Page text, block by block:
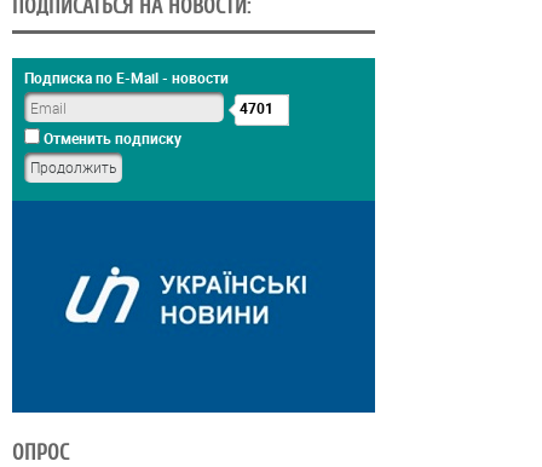
ПОДПИСАТЬСЯ НА НОВОСТИ:
Подписка по E-Mail - новости
4701
Отменить подписку
ОПРОС